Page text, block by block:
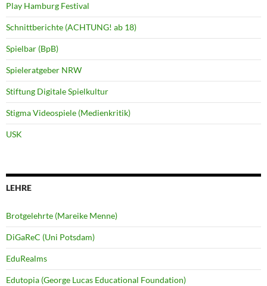
Play Hamburg Festival
Schnittberichte (ACHTUNG! ab 18)
Spielbar (BpB)
Spieleratgeber NRW
Stiftung Digitale Spielkultur
Stigma Videospiele (Medienkritik)
USK
LEHRE
Brotgelehrte (Mareike Menne)
DiGaReC (Uni Potsdam)
EduRealms
Edutopia (George Lucas Educational Foundation)